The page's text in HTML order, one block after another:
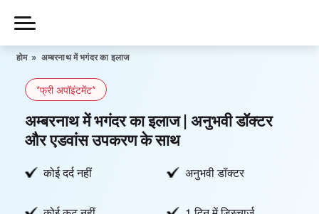
content
Piles
हमारे बारे में
हमसे संपर्क करें
होम » अम्बरनाथ में भगंदर का इलाज
*फ्री अपॉइंटमेंट*
अम्बरनाथ में भगंदर का इलाज | अनुभवी डॉक्टर
और एडवांस उपकरण के साथ
कोई दर्द नहीं अनुभवी डॉक्टर